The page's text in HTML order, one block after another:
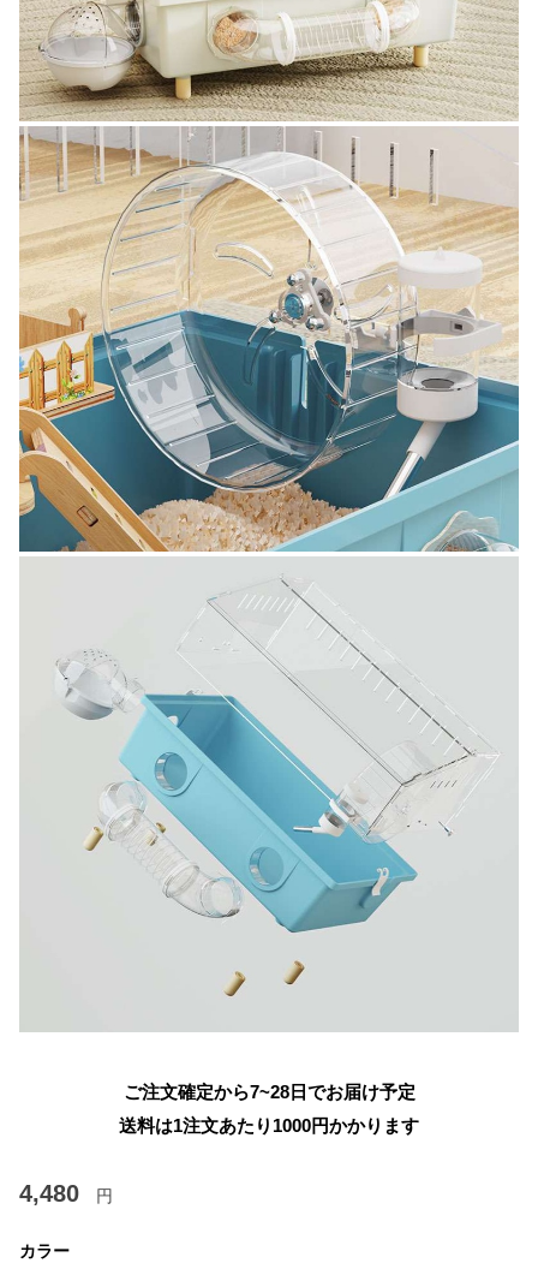
ご注文確定から7~28日でお届け予定
送料は1注文あたり 1000円かかります
4,480 円
カラー